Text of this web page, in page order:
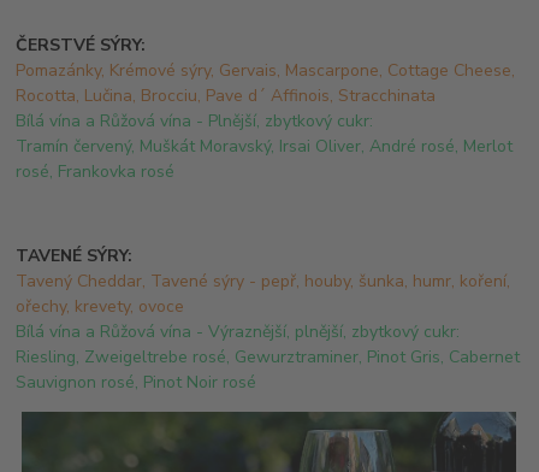
ČERSTVÉ SÝRY:
Pomazánky, Krémové sýry, Gervais, Mascarpone, Cottage Cheese,
Rocotta, Lučina, Brocciu, Pave d´ Affinois, Stracchinata
Bílá vína a Růžová vína - Plnější, zbytkový cukr:
Tramín červený, Muškát Moravský, Irsai Oliver, André rosé, Merlot
rosé, Frankovka rosé
TAVENÉ SÝRY:
Tavený Cheddar, Tavené sýry - pepř, houby, šunka, humr, koření,
ořechy, krevety, ovoce
Bílá vína a Růžová vína - Výraznější, plnější, zbytkový cukr:
Riesling, Zweigeltrebe rosé, Gewurztraminer, Pinot Gris, Cabernet
Sauvignon rosé, Pinot Noir rosé